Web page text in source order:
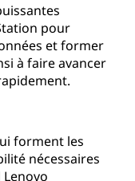
pour
et former
à faire avancer
forment les
nécessaires